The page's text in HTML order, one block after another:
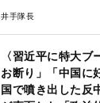
井手隊長
〈習近平に特大
お断り」「中国に
国で噴き出した